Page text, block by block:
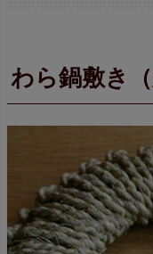
わら鍋敷き